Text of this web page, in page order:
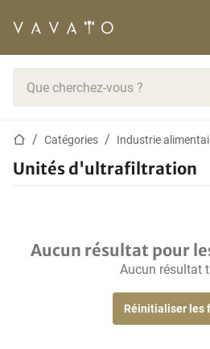
Page d'accueil
Catégories Industrie
Unités d'ultrafiltration
Aucun résultat pour
Aucun résultat
Réinitialiser les